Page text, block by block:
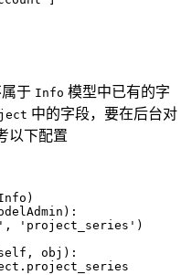
于 Info 模型中已有的字
中的字段，要在后台对
以下配置
)
, 'project_series' )
obj ):